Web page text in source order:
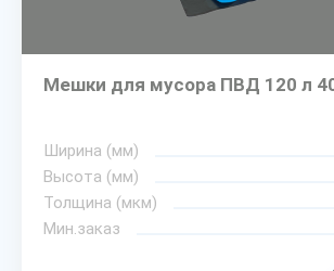
Мешки для мусора ПВД 120 л
Ширина (мм)
Высота (мм)
Толщина (мкм)
Мин.заказ